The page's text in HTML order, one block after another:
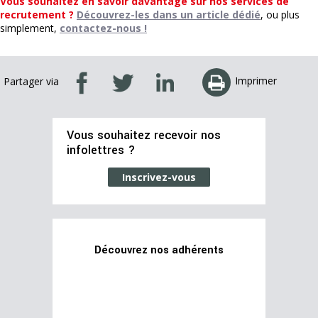
recrutement ? Découvrez-les dans un article dédié, ou plus
simplement, contactez-nous !
Partager via Imprimer
Vous souhaitez recevoir nos
infolettres ?
Inscrivez-vous
Découvrez nos adhérents